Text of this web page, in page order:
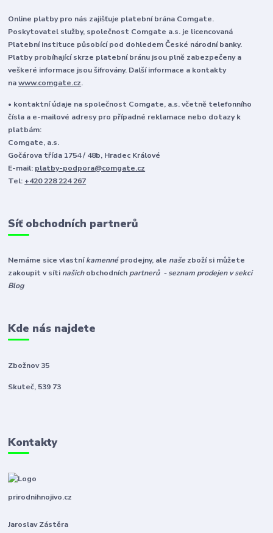
Online platby pro nás zajišťuje platební brána Comgate.
Poskytovatel služby, společnost Comgate a.s. je licencovaná
Platební instituce působící pod dohledem České národní banky.
Platby probíhající skrze platební bránu jsou plně zabezpečeny a
veškeré informace jsou šifrovány. Další informace a kontakty
nawww.comgate.cz.
• kontaktní údaje na společnost Comgate, a.s. včetně telefonního
čísla a e-mailové adresy pro případné reklamace nebo dotazy k
platbám:
Comgate, a.s.
Gočárova třída 1754 / 48b, Hradec Králové
E-mail: platby-podpora@comgate.cz
Tel: +420 228 224 267
Síť obchodních partnerů
Nemáme sice vlastníkamennéprodejny, ale naše zboží si můžete
zakoupit v síti našichobchodníchpartnerů - seznam prodejen v sekci
Blog
Kde nás najdete
Zbožnov 35
Skuteč, 539 73
Kontakty
prirodnihnojivo.cz
Jaroslav Zástěra